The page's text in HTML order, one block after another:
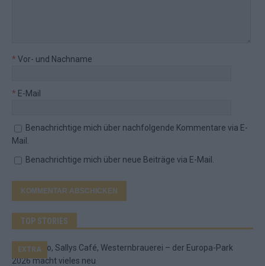
* Vor- und Nachname
* E-Mail
Benachrichtige mich über nachfolgende Kommentare via E-
Mail.
Benachrichtige mich über neue Beiträge via E-Mail.
TOP STORIES
EXTRA